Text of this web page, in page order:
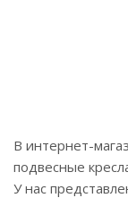
В интернет-
подвесные
У нас